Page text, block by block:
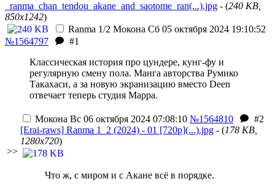
_ranma_chan_tendou_akane_and_saotome_ran(...).jpg - (240 KB,
850x1242)
Ranma 1/2 Мокона Сб 05 октября 2024 19:10:52
№1564797
#1
Классическая история про цундере, кунг-фу и
регулярную смену пола. Манга авторства Румико
Такахаси, а за новую экранизацию вместо Deen
отвечает теперь студия Mappa.
>>
Мокона Вс 06 октября 2024 07:08:10 №1564810
#2
[Erai-raws] Ranma 1_2 (2024) - 01 [720p](...).jpg - (178 KB,
1280x720)
Что ж, с миром и с Акане всё в порядке.